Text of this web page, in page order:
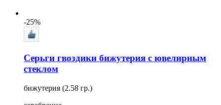
-25%
Серьги гвоздики бижутерия с ювелирным
стеклом
бижутерия (2.58 гр.)